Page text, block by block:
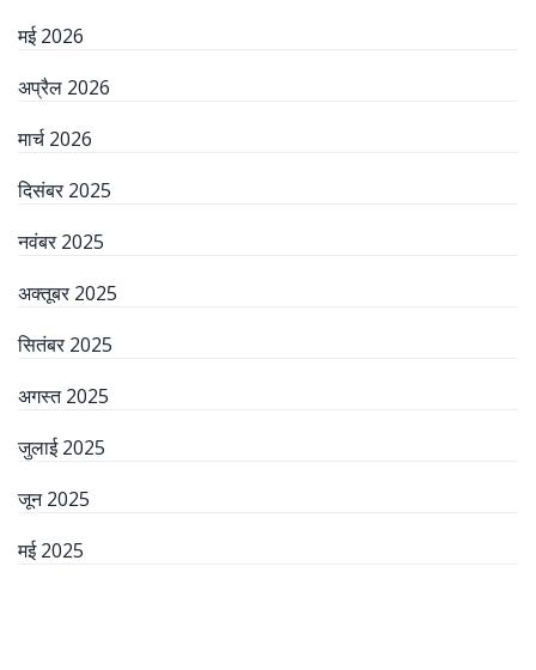
मई 2026
अप्रैल 2026
मार्च 2026
दिसंबर 2025
नवंबर 2025
अक्तूबर 2025
सितंबर 2025
अगस्त 2025
जुलाई 2025
जून 2025
मई 2025